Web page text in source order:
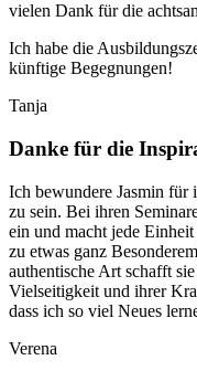
vielen Dank für die
Ich habe die
künftige Begegnungen!
Tanja
Danke für die
Ich bewundere Jasmin für
zu sein. Bei ihren
ein und macht jede
zu etwas ganz
authentische Art schafft
Vielseitigkeit und ihrer
dass ich so viel Neues
Verena